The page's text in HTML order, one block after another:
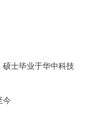
硕士毕业于华中科技
今